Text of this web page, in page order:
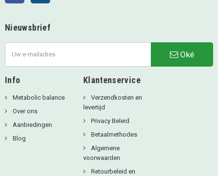
Nieuwsbrief
Oké
Info
Metabolic balance
Over ons
Aanbiedingen
Blog
Klantenservice
Verzendkosten en
levertijd
Privacy Beleid
Betaalmethodes
Algemene
voorwaarden
Retourbeleid en